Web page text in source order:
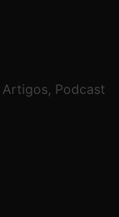
Podcast